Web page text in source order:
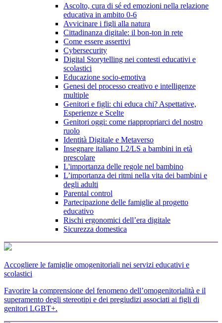
Ascolto, cura di sé ed emozioni nella relazione
educativa in ambito 0-6
Avvicinare i figli alla natura
Cittadinanza digitale: il bon-ton in rete
Come essere assertivi
Cybersecurity
Digital Storytelling nei contesti educativi e
scolastici
Educazione socio-emotiva
Genesi del processo creativo e intelligenze
multiple
Genitori e figli: chi educa chi? Aspettative,
Esperienze e Scelte
Genitori oggi: come riappropriarci del nostro
ruolo
Identità Digitale e Metaverso
Insegnare italiano L2/LS a bambini in età
prescolare
L'importanza delle regole nel bambino
L’importanza dei ritmi nella vita dei bambini e
degli adulti
Parental control
Partecipazione delle famiglie al progetto
educativo
Rischi ergonomici dell’era digitale
Sicurezza domestica
Accogliere le famiglie omogenitoriali nei servizi educativi e
scolastici
Favorire la comprensione del fenomeno dell’omogenitorialità e il
superamento degli stereotipi e dei pregiudizi associati ai figli di
genitori LGBT+.